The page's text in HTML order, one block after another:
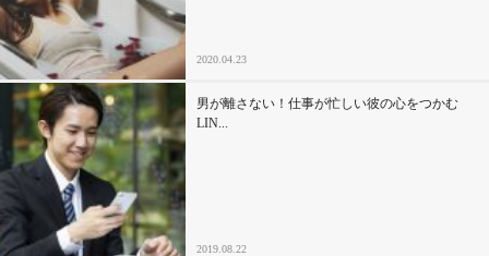
カルチャー・トレンド・芸能
驚き
2020.04.23
男が離さない！仕事が忙しい彼の心をつかむ
LIN...
2019.08.22